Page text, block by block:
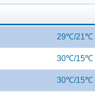
29℃/21℃
30℃/15℃
30℃/15℃